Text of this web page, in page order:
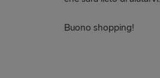
Buono shopping!